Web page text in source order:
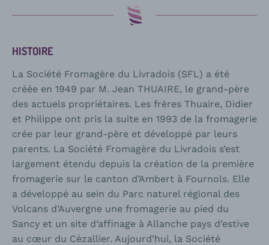
HISTOIRE
La Société Fromagère du Livradois (SFL) a été
créée en 1949 par M. Jean THUAIRE, le grand-père
des actuels propriétaires. Les frères Thuaire, Didier
et Philippe ont pris la suite en 1993 de la fromagerie
crée par leur grand-père et développé par leurs
parents. La Société Fromagère du Livradois s’est
largement étendu depuis la création de la première
fromagerie sur le canton d’Ambert à Fournols. Elle
a développé au sein du Parc naturel régional des
Volcans d’Auvergne une fromagerie au pied du
Sancy et un site d’affinage à Allanche pays d’estive
au cœur du Cézallier. Aujourd’hui, la Société